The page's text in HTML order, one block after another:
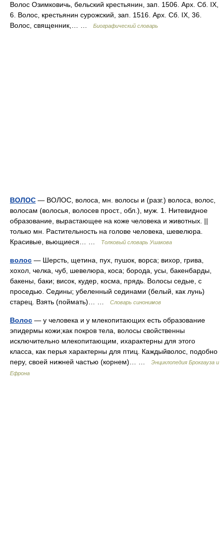
Волос Озимковичь, бельский крестьянин, зап. 1506. Арх. Сб. IX,
6. Волос, крестьянин сурожский, зап. 1516. Арх. Сб. IX, 36.
Волос, священник,… …
Биографический словарь
ВОЛОС — ВОЛОС, волоса, мн. волосы и (разг.) волоса, волос,
волосам (волосья, волосев прост., обл.), муж. 1. Нитевидное
образование, вырастающее на коже человека и животных. ||
только мн. Растительность на голове человека, шевелюра.
Красивые, вьющиеся… …
Толковый словарь Ушакова
волос — Шерсть, щетина, пух, пушок, ворса; вихор, грива,
хохол, челка, чуб, шевелюра, коса; борода, усы, бакенбарды,
бакены, баки; висок, кудер, косма, прядь. Волосы седые, с
проседью. Седины; убеленный сединами (белый, как лунь)
старец. Взять (поймать)… …
Словарь синонимов
Волос — у человека и у млекопитающих есть образование
эпидермы кожи;как покров тела, волосы свойственны
исключительно млекопитающим, ихарактерны для этого
класса, как перья характерны для птиц. Каждыйволос, подобно
перу, своей нижней частью (корнем)… …
Энциклопедия Брокгауза и
Ефрона